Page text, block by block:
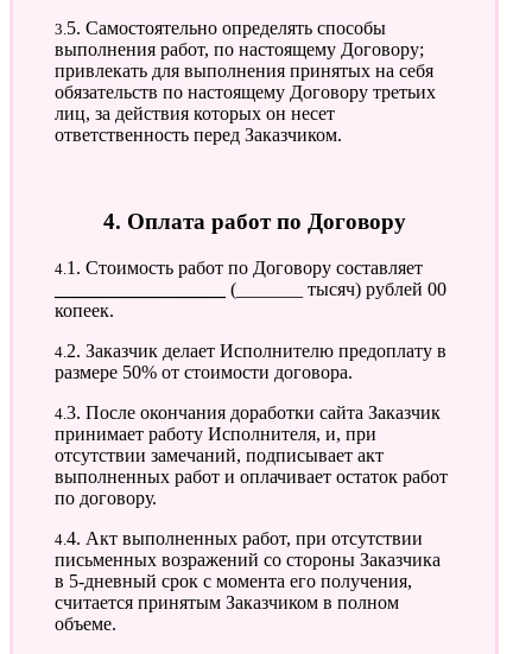
3.5. Самостоятельно определять способы
выполнения работ, по настоящему Договору;
привлекать для выполнения принятых на себя
обязательств по настоящему Договору третьих
лиц, за действия которых он несет
ответственность перед Заказчиком.
4. Оплата работ по Договору
4.1. Стоимость работ по Договору составляет
(_______ тысяч) рублей 00
копеек.
4.2. Заказчик делает Исполнителю предоплату в
размере 50% от стоимости договора.
4.3. После окончания доработки сайта Заказчик
принимает работу Исполнителя, и, при
отсутствии замечаний, подписывает акт
выполненных работ и оплачивает остаток работ
по договору.
4.4. Акт выполненных работ, при отсутствии
письменных возражений со стороны Заказчика
в 5-дневный срок с момента его получения,
считается принятым Заказчиком в полном
объеме.